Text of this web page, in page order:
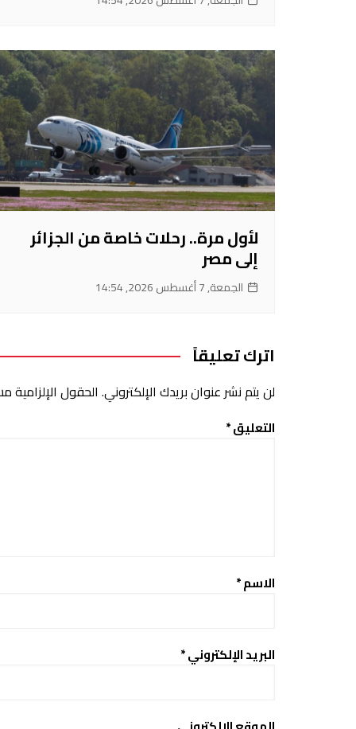
لأول مرة.. رحلات خاصة من الجزائر
إلى مصر
الجمعة, 7 أغسطس 2026, 14:54
اترك تعليقاً
لن يتم نشر عنوان بريدك الإلكتروني. الحقول الإلزامية
التعليق*
الاسم*
البريد الإلكتروني*